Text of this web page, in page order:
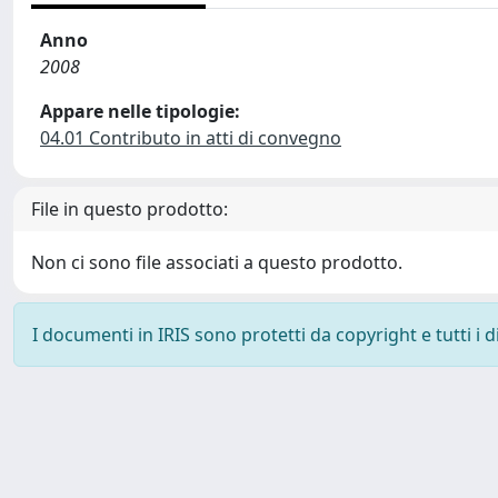
Anno
2008
Appare nelle tipologie:
04.01 Contributo in atti di convegno
File in questo prodotto:
Non ci sono file associati a questo prodotto.
I documenti in IRIS sono protetti da copyright e tutti i